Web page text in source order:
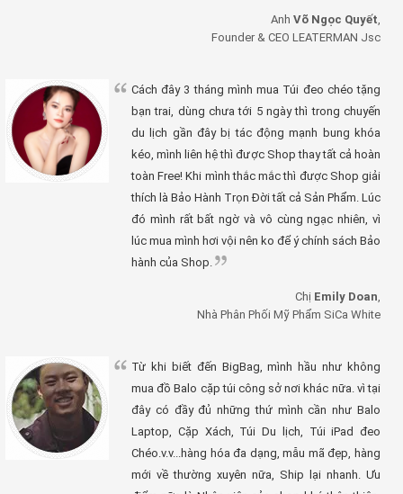
Anh Võ Ngọc Quyết
Founder & CEO LEATERMAN Jsc
Cách đây 3 tháng mình mua Túi đeo chéo tặng
bạn trai, dùng chưa tới 5 ngày thì trong chuyến
du lịch gần đây bị tác động mạnh bung khóa
kéo, mình liên hệ thì được Shop thay tất cả hoàn
toàn Free! Khi mình thắc mắc thì được Shop giải
thích là Bảo Hành Trọn Đời tất cả Sản Phẩm. Lúc
đó mình rất bất ngờ và vô cùng ngạc nhiên, vì
lúc mua mình hơi vội nên ko để ý chính sách Bảo
hành của Shop.
Chị Emily Doan
Nhà Phân Phối Mỹ Phẩm SiCa White
Từ khi biết đến BigBag, mình hầu như không
mua đồ Balo cặp túi công sở nơi khác nữa. vì tại
đây có đầy đủ những thứ mình cần như Balo
Laptop, Cặp Xách, Túi Du lịch, Túi iPad đeo
Chéo.v.v...hàng hóa đa dạng, mẫu mã đẹp, hàng
mới về thường xuyên nữa, Ship lại nhanh. Ưu